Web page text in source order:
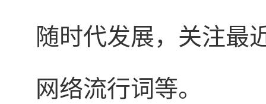
随时代发展，关注最
网络流行词等。